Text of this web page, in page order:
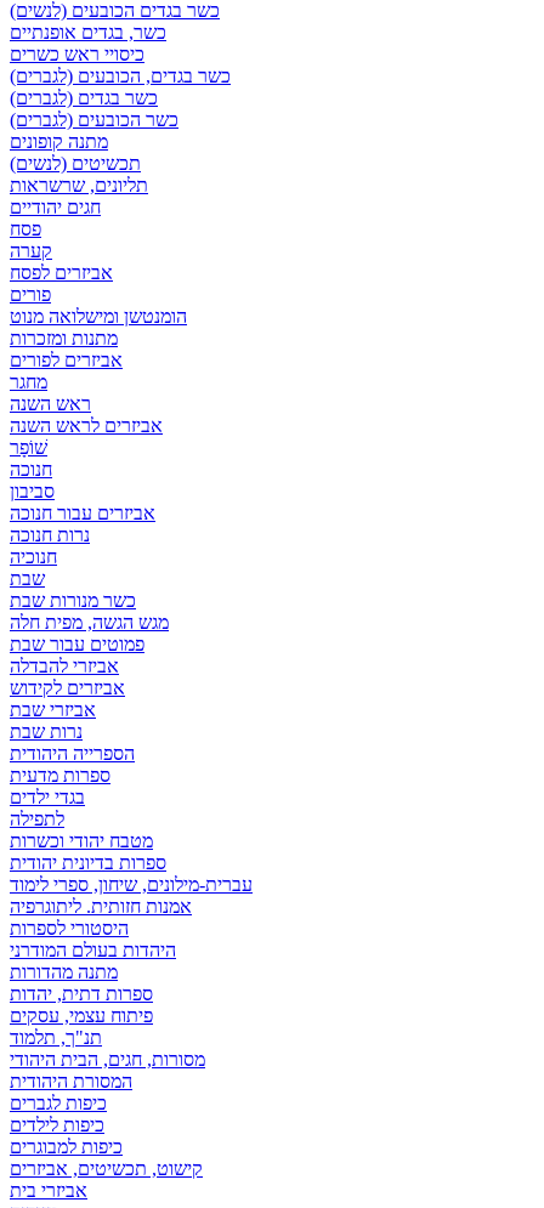
כשר בגדים הכובעים (לנשים)
כשר, בגדים אופנתיים
כיסויי ראש כשרים
כשר בגדים, הכובעים (לגברים)
כשר בגדים (לגברים)
כשר הכובעים (לגברים)
מתנה קופונים
תכשיטים (לנשים)
תליונים, שרשראות
חגים יהודיים
פסח
קערה
אביזרים לפסח
פורים
הומנטשן ומישלואה מנוט
מתנות ומזכרות
אביזרים לפורים
מחגר
ראש השנה
אביזרים לראש השנה
שׁוֹפָר
חנוכה
סביבון
אביזרים עבור חנוכה
נרות חנוכה
חנוכיה
שבת
כשר מנורות שבת
מגש הגשה, מפית חלה
פמוטים עבור שבת
אביזרי להבדלה
אביזרים לקידוש
אביזרי שבת
נרות שבת
הספרייה היהודית
ספרות מדעית
בגדי ילדים
לתפילה
מטבח יהודי וכשרות
ספרות בדיונית יהודית
עברית-מילונים, שיחון, ספרי לימוד
אמנות חזותית. ליתוגרפיה
היסטורי לספרות
היהדות בעולם המודרני
מתנה מהדורות
ספרות דתית, יהדות
פיתוח עצמי, עסקים
תנ"ך, תלמוד
מסורות, חגים, הבית היהודי
המסורת היהודית
כיפות לגברים
כיפות לילדים
כיפות למבוגרים
קישוט, תכשיטים, אביזרים
אביזרי בית